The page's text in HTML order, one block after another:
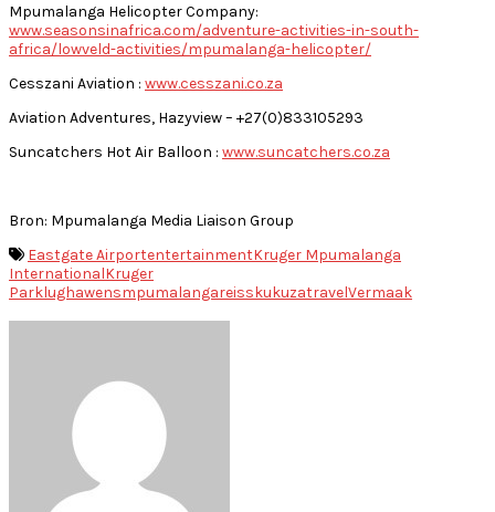
Mpumalanga Helicopter Company:
www.seasonsinafrica.com/adventure-activities-in-south-
africa/lowveld-activities/mpumalanga-helicopter/
Cesszani Aviation : www.cesszani.co.za
Aviation Adventures, Hazyview – +27(0)833105293
Suncatchers Hot Air Balloon : www.suncatchers.co.za
Bron: Mpumalanga Media Liaison Group
Eastgate AirportentertainmentKruger Mpumalanga
InternationalKruger
ParklughawensmpumalangareisskukuzatravelVermaak